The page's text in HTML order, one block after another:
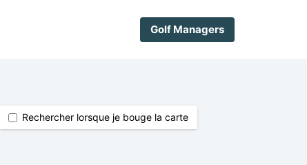
Golf Managers
Rechercher lorsque je bouge la carte